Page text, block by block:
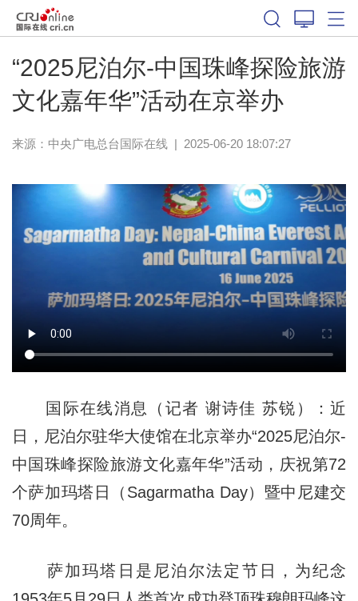
“2025尼泊尔-中国珠峰探险旅游
文化嘉年华”活动在京举办
来源：中央广电总台国际在线| 2025-06-20 18:07:27
国际在线消息（记者 谢诗佳 苏锐）：近
日，尼泊尔驻华大使馆在北京举办“2025尼泊尔-
中国珠峰探险旅游文化嘉年华”活动，庆祝第72
个萨加玛塔日（Sagarmatha Day）暨中尼建交
70周年。
萨加玛塔日是尼泊尔法定节日，为纪念